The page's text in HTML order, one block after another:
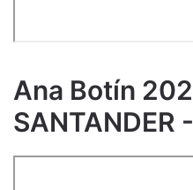
Ana Botín
SANTANDER